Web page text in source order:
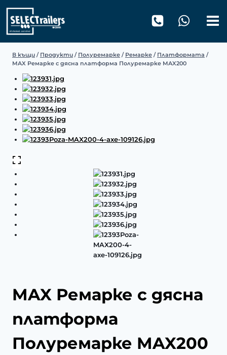
съдържанието
В къщи / Продукти / Полуремарке / Ремарке / Платформата /
MAX Ремарке с дясна платформа Полуремарке MAX200
MAX Ремарке с дясна
платформа
Полуремарке MAX200